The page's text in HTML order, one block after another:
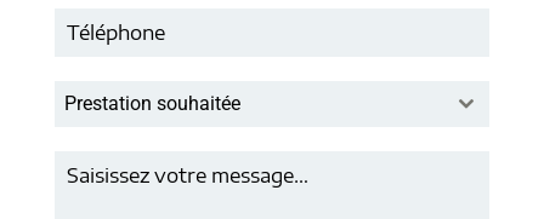
Prestation souhaitée